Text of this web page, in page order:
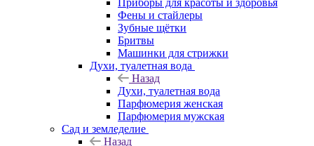
Приборы для красоты и здоровья
Фены и стайлеры
Зубные щётки
Бритвы
Машинки для стрижки
Духи, туалетная вода
Назад
Духи, туалетная вода
Парфюмерия женская
Парфюмерия мужская
Сад и земледелие
Назад